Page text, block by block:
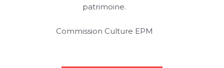
patrimoine.
Commission Culture EPM